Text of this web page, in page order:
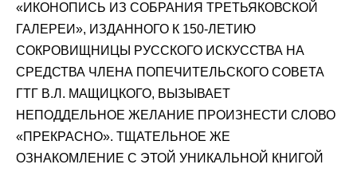
«ИКОНОПИСЬ ИЗ СОБРАНИЯ ТРЕТЬЯКОВСКОЙ
ГАЛЕРЕИ», ИЗДАННОГО К 150-ЛЕТИЮ
СОКРОВИЩНИЦЫ РУССКОГО ИСКУССТВА НА
СРЕДСТВА ЧЛЕНА ПОПЕЧИТЕЛЬСКОГО СОВЕТА
ГТГ В.Л. МАЩИЦКОГО, ВЫЗЫВАЕТ
НЕПОДДЕЛЬНОЕ ЖЕЛАНИЕ ПРОИЗНЕСТИ СЛОВО
«ПРЕКРАСНО». ТЩАТЕЛЬНОЕ ЖЕ
ОЗНАКОМЛЕНИЕ С ЭТОЙ УНИКАЛЬНОЙ КНИГОЙ